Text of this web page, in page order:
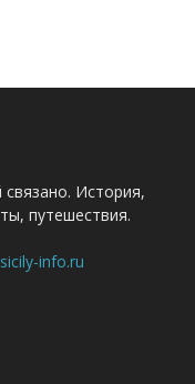
История,
путешествия.
info.ru